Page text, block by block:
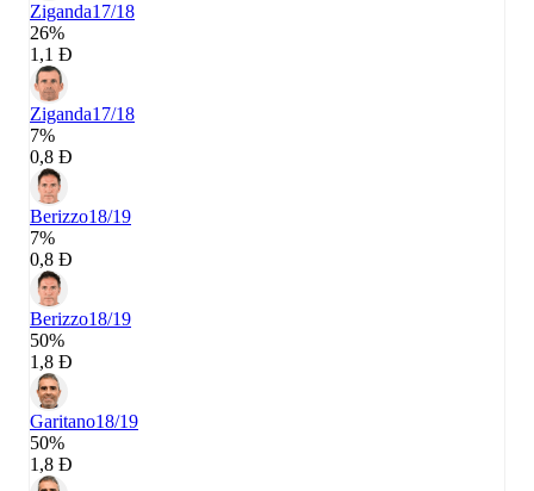
Ziganda17/18
26%
1,1 Đ
Ziganda17/18
7%
0,8 Đ
Berizzo18/19
7%
0,8 Đ
Berizzo18/19
50%
1,8 Đ
Garitano18/19
50%
1,8 Đ